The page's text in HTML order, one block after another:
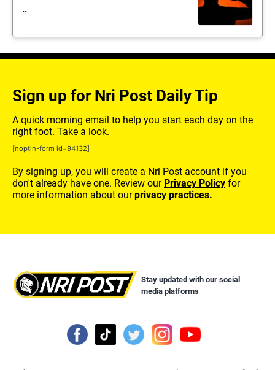
..
Sign up for Nri Post Daily Tip
A quick morning email to help you start each day on the
right foot. Take a look.
[noptin-form id=94132]
By signing up, you will create a Nri Post account if you
don't already have one. Review our Privacy Policy for
more information about ourprivacy practices.
Stay updated with our social
media platforms